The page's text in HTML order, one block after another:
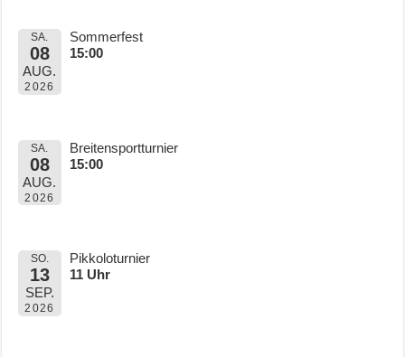
SA.
08
AUG.
2026
Sommerfest
15:00
SA.
08
AUG.
2026
Breitensportturnier
15:00
SO.
13
SEP.
2026
Pikkoloturnier
11 Uhr